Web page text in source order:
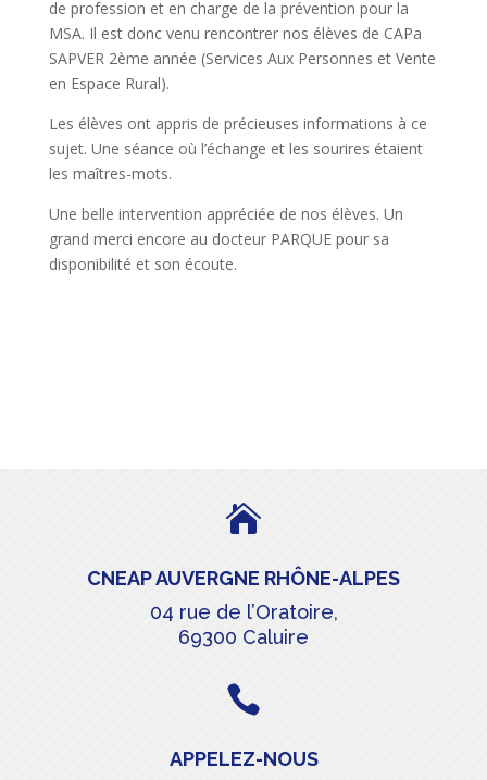
de profession et en charge de la prévention pour la
MSA. Il est donc venu rencontrer nos élèves de CAPa
SAPVER 2ème année (Services Aux Personnes et Vente
en Espace Rural).
Les élèves ont appris de précieuses informations à ce
sujet. Une séance où l’échange et les sourires étaient
les maîtres-mots.
Une belle intervention appréciée de nos élèves. Un
grand merci encore au docteur PARQUE pour sa
disponibilité et son écoute.

CNEAP AUVERGNE RHÔNE-ALPES
04 rue de l’Oratoire,
69300 Caluire

APPELEZ-NOUS